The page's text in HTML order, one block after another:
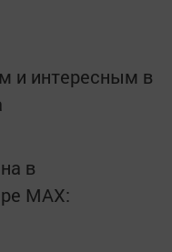
и интересным в
в
MАХ: